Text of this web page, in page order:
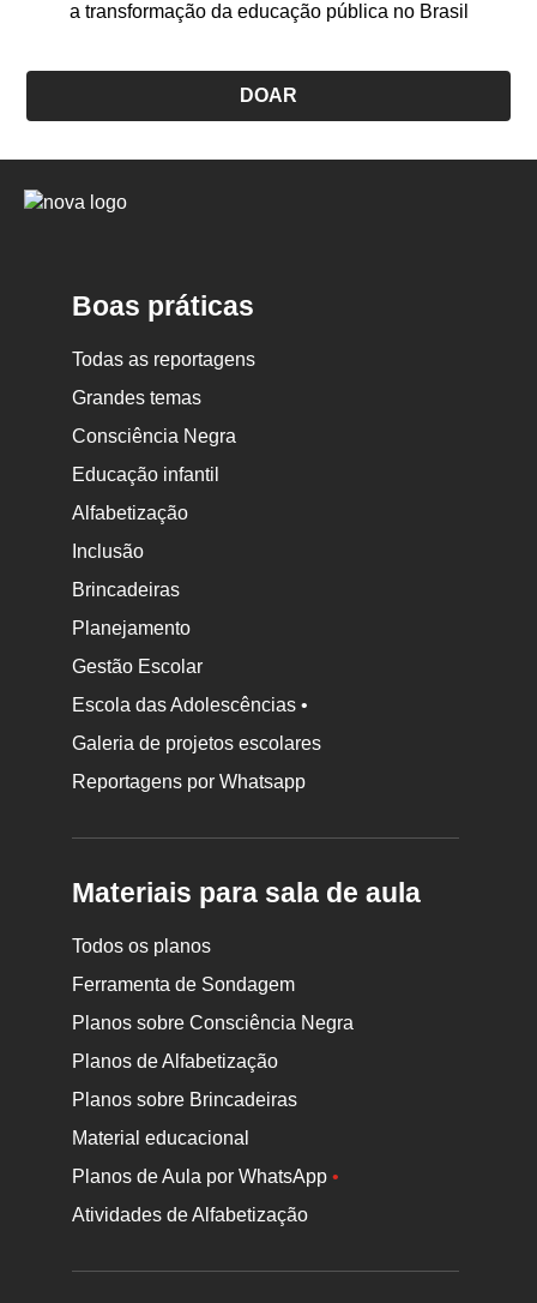
a transformação da educação pública no Brasil
DOAR
Logo
Boas práticas
Todas as reportagens
Grandes temas
Consciência Negra
Educação infantil
Alfabetização
Inclusão
Brincadeiras
Planejamento
Gestão Escolar
Escola das Adolescências •
Galeria de projetos escolares
Reportagens por Whatsapp
Materiais para sala de aula
Todos os planos
Ferramenta de Sondagem
Planos sobre Consciência Negra
Planos de Alfabetização
Planos sobre Brincadeiras
Material educacional
Planos de Aula por WhatsApp•
Atividades de Alfabetização